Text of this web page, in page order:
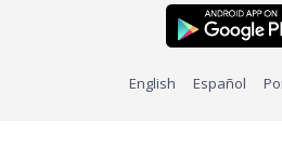
English Español